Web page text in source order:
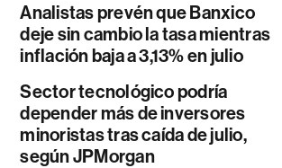
Analistas prevén que Banxico
deje sin cambio la tasa mientras
inflación baja a 3,13% en julio
Sector tecnológico podría
depender más de inversores
minoristas tras caída de julio,
según JPMorgan